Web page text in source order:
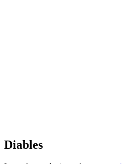
Diables